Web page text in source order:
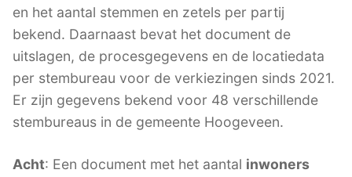
en het aantal stemmen en zetels per partij
bekend. Daarnaast bevat het document de
uitslagen, de procesgegevens en de locatiedata
per stembureau voor de verkiezingen sinds 2021.
Er zijn gegevens bekend voor 48 verschillende
stembureaus in de gemeente Hoogeveen.
Acht: Een document met het aantal inwoners